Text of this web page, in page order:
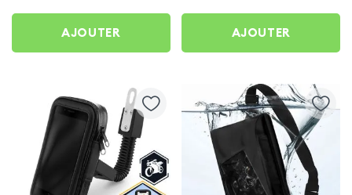
AJOUTER AJOUTER